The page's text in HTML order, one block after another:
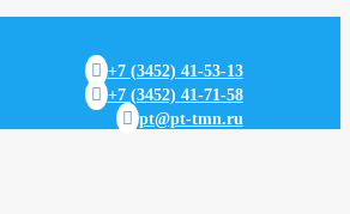
 +7 (3452) 41-53-13
 +7 (3452) 41-71-58
 pt@pt-tmn.ru